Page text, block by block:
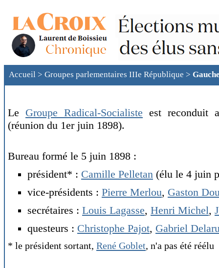
Accueil > Groupes parlementaires IIIe République >
Le Groupe Radical-Socialiste est reconduit
(réunion du 1er juin 1898).
Bureau formé le 5 juin 1898 :
président* : Camille Pelletan (élu le 4 juin
vice-présidents : Pierre Merlou, Gaston
secrétaires : Louis Lagasse, Henri Michel,
questeurs : Christophe Pajot, Gabriel
* le président sortant, René Goblet, n'a pas été réélu